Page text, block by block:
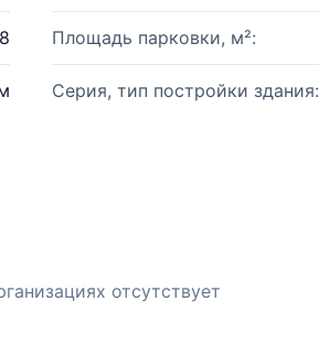
Площадь парковки, м²:
Серия, тип постройки здания:
отсутствует